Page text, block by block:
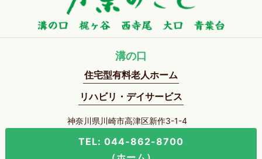
溝の口
住宅型有料老人ホーム
リハビリ・デイサービス
神奈川県川崎市高津区新作3-1-4
TEL: 044-862-8700